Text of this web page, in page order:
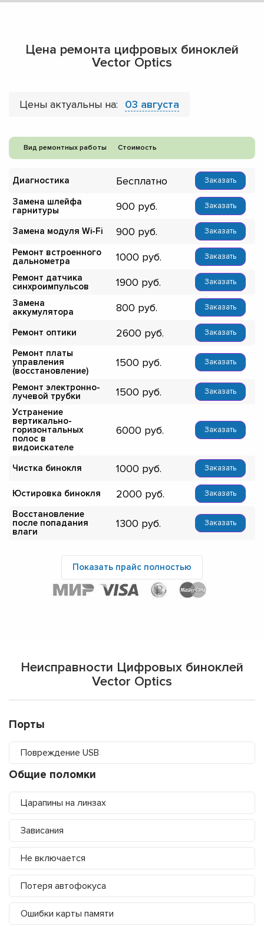
Цена ремонта цифровых биноклей
Vector Optics
Цены актуальны на: 03 августа
Вид ремонтных работы Стоимость
Диагностика Бесплатно Заказать
Замена шлейфа
гарнитуры
900 Заказать
Замена модуля Wi-Fi 900 Заказать
Ремонт встроенного
дальнометра
1000 Заказать
Ремонт датчика
синхроимпульсов
1900 Заказать
Замена
аккумулятора
800 Заказать
Ремонт оптики 2600 Заказать
Ремонт платы
управления
(восстановление)
1500 Заказать
Ремонт электронно-
лучевой трубки
1500 Заказать
Устранение
вертикально-
горизонтальных
полос в
видоискателе
6000 Заказать
Чистка бинокля 1000 Заказать
Юстировка бинокля 2000 Заказать
Восстановление
после попадания
влаги
1300 Заказать
Показать прайс полностью
Неисправности Цифровых биноклей
Vector Optics
Порты
Повреждение USB
Общие поломки
Царапины на линзах
Зависания
Не включается
Потеря автофокуса
Ошибки карты памяти